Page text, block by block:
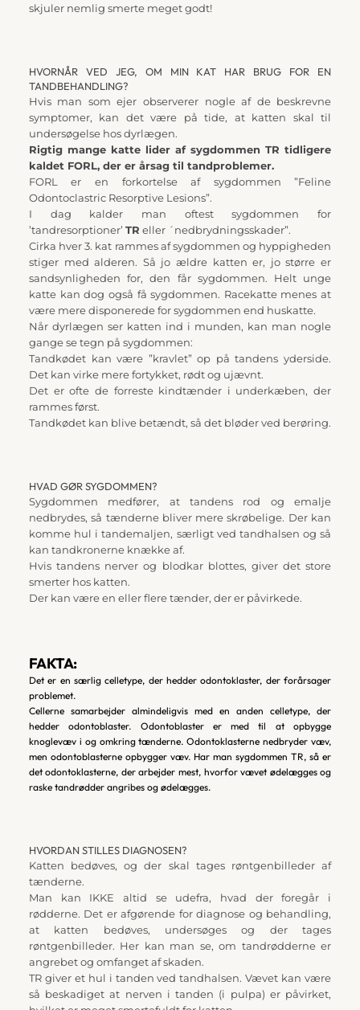
skjuler nemlig smerte meget godt!
HVORNÅR VED JEG, OM MIN KAT HAR BRUG FOR EN
TANDBEHANDLING?
Hvis man som ejer observerer nogle af de beskrevne
symptomer, kan det være på tide, at katten skal til
undersøgelse hos dyrlægen.
Rigtig mange katte lider af sygdommen TR tidligere
kaldet FORL, der er årsag til tandproblemer.
FORL er en forkortelse af sygdommen ”Feline
Odontoclastric Resorptive Lesions”.
I dag kalder man oftest sygdommen for
’tandresorptioner’ TR eller ´nedbrydningsskader”.
Cirka hver 3. kat rammes af sygdommen og hyppigheden
stiger med alderen. Så jo ældre katten er, jo større er
sandsynligheden for, den får sygdommen. Helt unge
katte kan dog også få sygdommen. Racekatte menes at
være mere disponerede for sygdommen end huskatte.
Når dyrlægen ser katten ind i munden, kan man nogle
gange se tegn på sygdommen:
Tandkødet kan være ”kravlet” op på tandens yderside.
Det kan virke mere fortykket, rødt og ujævnt.
Det er ofte de forreste kindtænder i underkæben, der
rammes først.
Tandkødet kan blive betændt, så det bløder ved berøring.
HVAD GØR SYGDOMMEN?
Sygdommen medfører, at tandens rod og emalje
nedbrydes, så tænderne bliver mere skrøbelige. Der kan
komme hul i tandemaljen, særligt ved tandhalsen og så
kan tandkronerne knække af.
Hvis tandens nerver og blodkar blottes, giver det store
smerter hos katten.
Der kan være en eller flere tænder, der er påvirkede.
FAKTA:
Det er en særlig celletype, der hedder odontoklaster, der forårsager
problemet.
Cellerne samarbejder almindeligvis med en anden celletype, der
hedder odontoblaster. Odontoblaster er med til at opbygge
knoglevæv i og omkring tænderne. Odontoklasterne nedbryder væv,
men odontoblasterne opbygger væv. Har man sygdommen TR, så er
det odontoklasterne, der arbejder mest, hvorfor vævet ødelægges og
raske tandrødder angribes og ødelægges.
HVORDAN STILLES DIAGNOSEN?
Katten bedøves, og der skal tages røntgenbilleder af
tænderne.
Man kan IKKE altid se udefra, hvad der foregår i
rødderne. Det er afgørende for diagnose og behandling,
at katten bedøves, undersøges og der tages
røntgenbilleder. Her kan man se, om tandrødderne er
angrebet og omfanget af skaden.
TR giver et hul i tanden ved tandhalsen. Vævet kan være
så beskadiget at nerven i tanden (i pulpa) er påvirket,